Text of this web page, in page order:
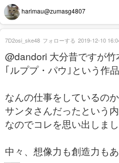
harimau@zumasg4807
@dandori 大分昔ですが
｢ルププ・パウ｣という作
なんの仕事をしているの
サンタさんだったという内
なのでコレを思い出しまし
中々、想像力も創造力も
7D2osi_ske48 フォローする 2019-12-10